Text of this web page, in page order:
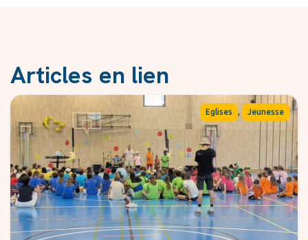
Articles en lien
Eglises , Jeunesse